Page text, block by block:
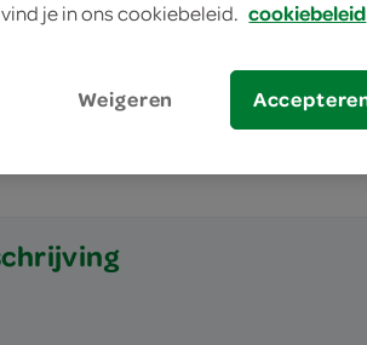
je in ons cookiebeleid. cookiebeleid
Weigeren